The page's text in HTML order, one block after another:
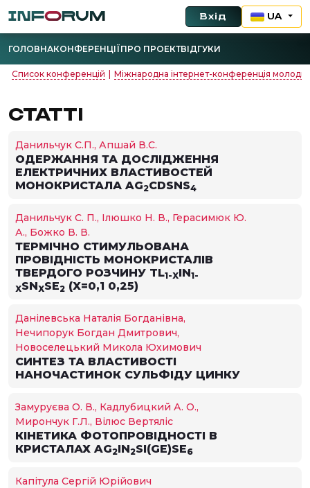
Вхід UA
ГОЛОВНАКОНФЕРЕНЦІЇПРО ПРОЕКТВІДГУКИ
Список конференцій Міжнародна інтернет-конференція
СТАТТІ
Данильчук С.П., Апшай В.С.
ОДЕРЖАННЯ ТА ДОСЛІДЖЕННЯ
ЕЛЕКТРИЧНИХ ВЛАСТИВОСТЕЙ
МОНОКРИСТАЛА AG2CDSNS4
Данильчук С. П., Ілюшко Н. В., Герасимюк Ю.
А., Божко В. В.
ТЕРМІЧНО СТИМУЛЬОВАНА
ПРОВІДНІСТЬ МОНОКРИСТАЛІВ
ТВЕРДОГО РОЗЧИНУ TL1-XIN1-
XSNXSE2 (X=0,1 0,25)
Данілевська Наталія Богданівна,
Нечипорук Богдан Дмитрович,
Новоселецький Микола Юхимович
СИНТЕЗ ТА ВЛАСТИВОСТІ
НАНОЧАСТИНОК СУЛЬФІДУ ЦИНКУ
Замуруєва О. В., Кадлубицкий А. О.,
Мирончук Г.Л., Вілюс Вертяліс
КІНЕТИКА ФОТОПРОВІДНОСТІ В
КРИСТАЛАХ AG2IN2SI(GE)SE6
Капітула Сергій Юрійович